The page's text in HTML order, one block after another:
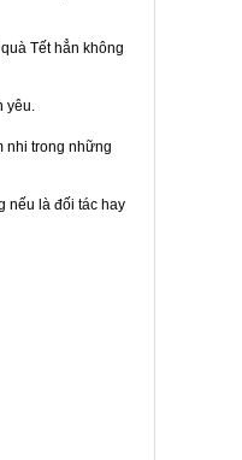
Tết hẳn không
yêu.
nhi trong những
nếu là đối tác hay